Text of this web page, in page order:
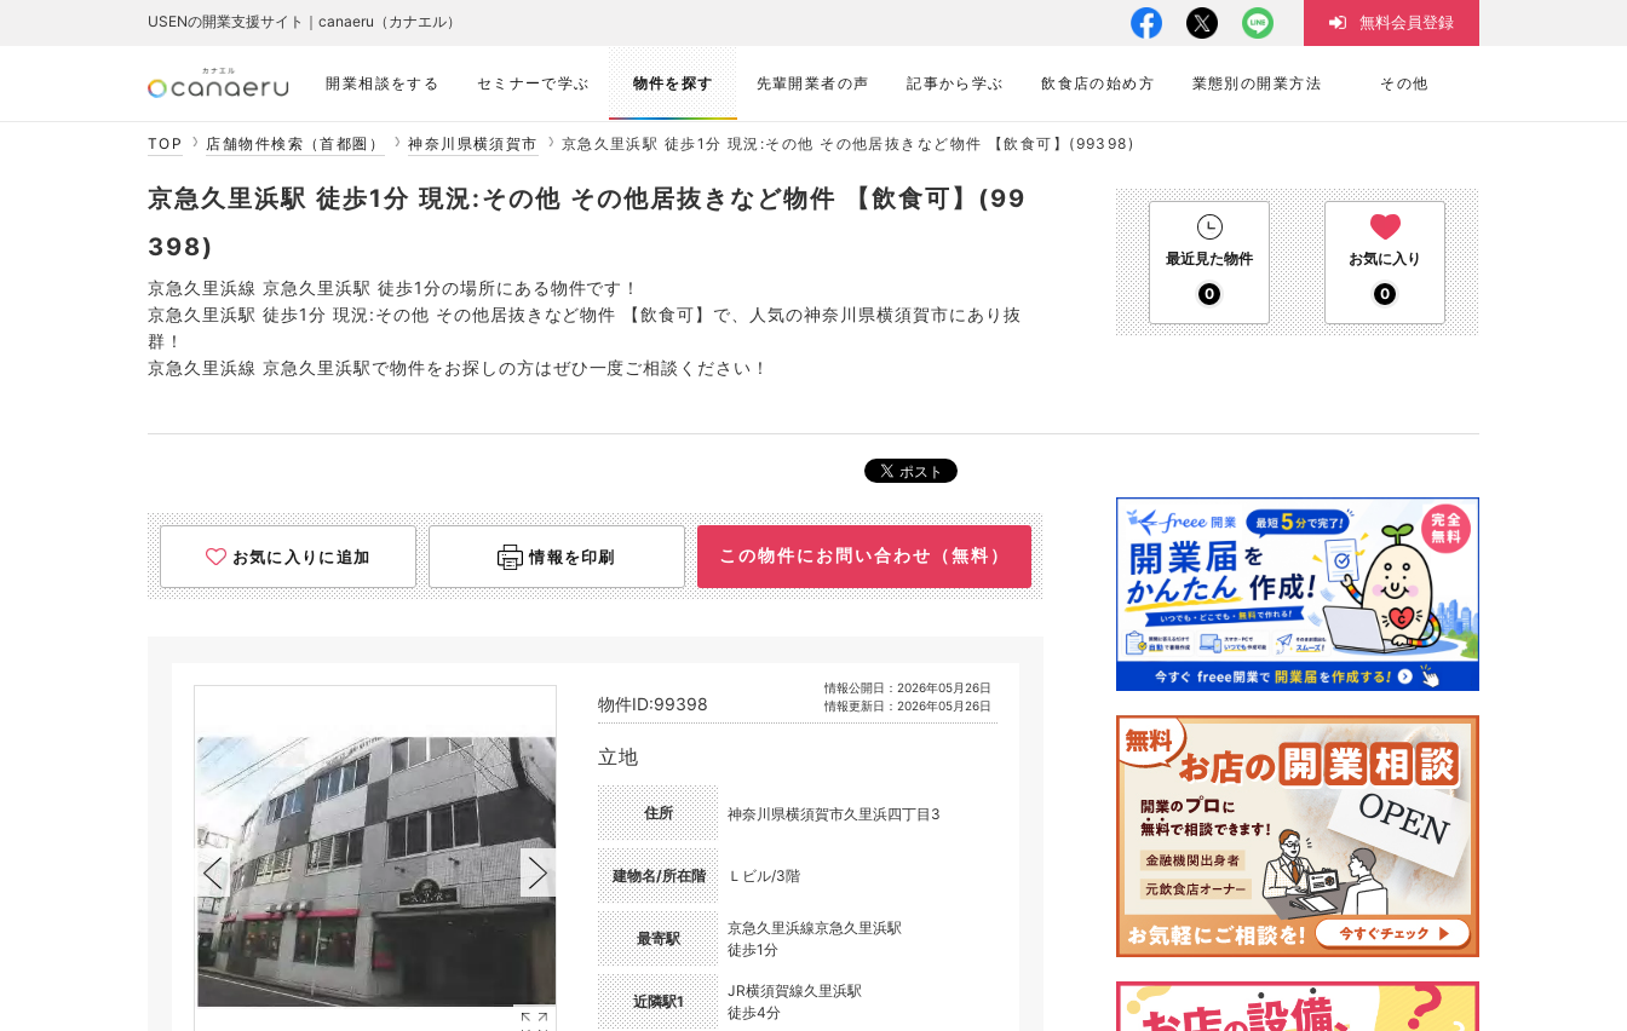
開業相談をする セミナーで学ぶ 物件を探す 先輩開業者の声 記事から学ぶ 飲食店の始め方 業態別の開業方法 その他
USENの開業支援サイト｜canaeru（カナエル） 無料会員登録
TOP 店舗物件検索（首都圏） 神奈川県横須賀市 京急久里浜駅 徒歩1分 現況:その他 その他居抜きなど物件 【飲食可】(99398)
京急久里浜駅 徒歩1分 現況:その他 その他居抜きなど物件 【飲食可】(99
398)
京急久里浜線 京急久里浜駅 徒歩1分の場所にある物件です！
京急久里浜駅 徒歩1分 現況:その他 その他居抜きなど物件 【飲食可】で、人気の神奈川県横須賀市にあり抜
群！
京急久里浜線 京急久里浜駅で物件をお探しの方はぜひ一度ご相談ください！
最近見た物件
0
お気に入り
0
お気に入りに追加 情報を印刷 この物件にお問い合わせ（無料）
物件ID:99398
情報公開日：2026年05月26日
情報更新日：2026年05月26日
立地
住所 神奈川県横須賀市久里浜四丁目3
建物名/所在階 Ｌビル/3階
最寄駅
京急久里浜線京急久里浜駅
徒歩1分
近隣駅1
JR横須賀線久里浜駅
徒歩4分